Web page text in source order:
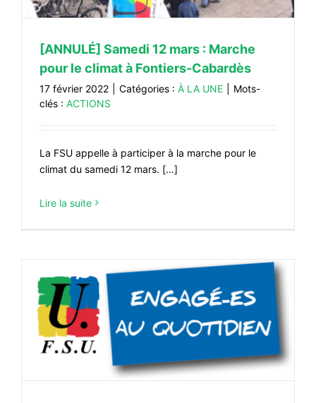
[ANNULÉ] Samedi 12 mars : Marche
pour le climat à Fontiers-Cabardès
17 février 2022 Catégories : À LA UNE
Mots-
clés : ACTIONS
La FSU appelle à participer à la marche pour le
climat du samedi 12 mars. […]
Lire la suite